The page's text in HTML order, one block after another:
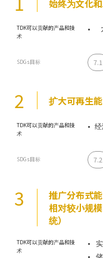
始终为文化
TDK可以贡献的产品和技
术
SDGs目标 7.1
2 扩大可再生
TDK可以贡献的产品和技
术
SDGs目标 7.2
3
推广分布式
相对较小规
统）
TDK可以贡献的产品和技
术